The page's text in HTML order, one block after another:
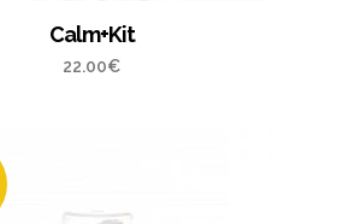
Calm+Kit
22.00€